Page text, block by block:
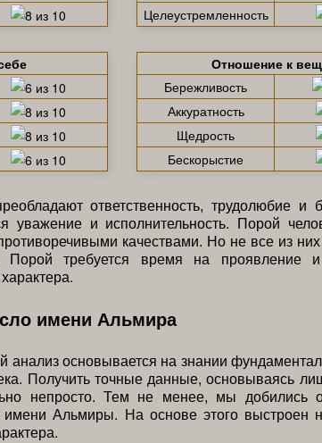
Целеустремленность
Отношение к
Бережливость
Аккуратность
Щедрость
Бескорыстие
ответственность, трудолюбие и
уважение и исполнительность. Порой
качествами. Но не все из
Порой требуется время на проявление
имени Альмира
анализ основывается на знании
Получить точные данные, основываясь
непросто. Тем не менее, мы добились
имени Альмиры. На основе этого выстроен